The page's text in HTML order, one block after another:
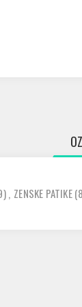
, ZENSKE PATIKE